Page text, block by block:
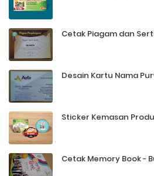
Cetak Piagam dan
Desain Kartu Nama
Sticker Kemasan
Cetak Memory Book -